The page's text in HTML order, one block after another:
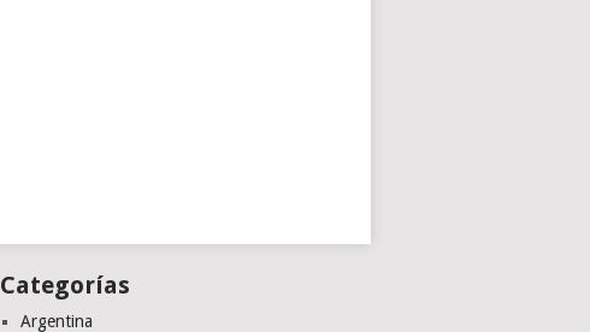
Categorías
Argentina